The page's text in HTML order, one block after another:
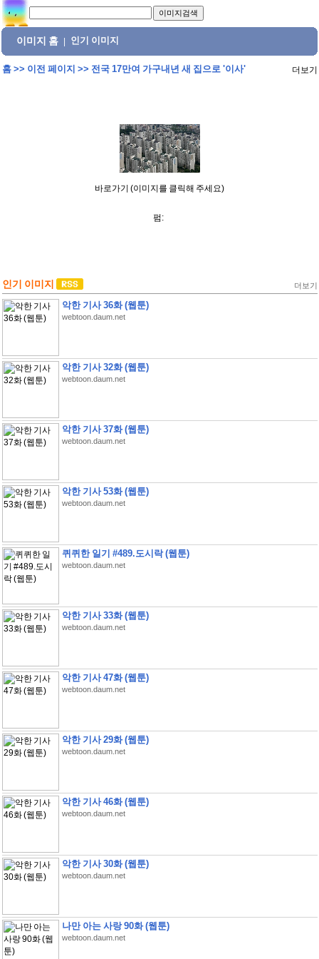
이미지 홈 인기 이미지
홈>> 이전 페이지 >> 전국 17만여 가구내년 새 집으로 '이사' 더보기
바로가기 (이미지를 클릭해 주세요)
펌:
인기 이미지 더보기
악한 기사 36화 (웹툰)
webtoon.daum.net
악한 기사 32화 (웹툰)
webtoon.daum.net
악한 기사 37화 (웹툰)
webtoon.daum.net
악한 기사 53화 (웹툰)
webtoon.daum.net
퀴퀴한 일기 #489.도시락 (웹툰)
webtoon.daum.net
악한 기사 33화 (웹툰)
webtoon.daum.net
악한 기사 47화 (웹툰)
webtoon.daum.net
악한 기사 29화 (웹툰)
webtoon.daum.net
악한 기사 46화 (웹툰)
webtoon.daum.net
악한 기사 30화 (웹툰)
webtoon.daum.net
나만 아는 사랑 90화 (웹툰)
webtoon.daum.net